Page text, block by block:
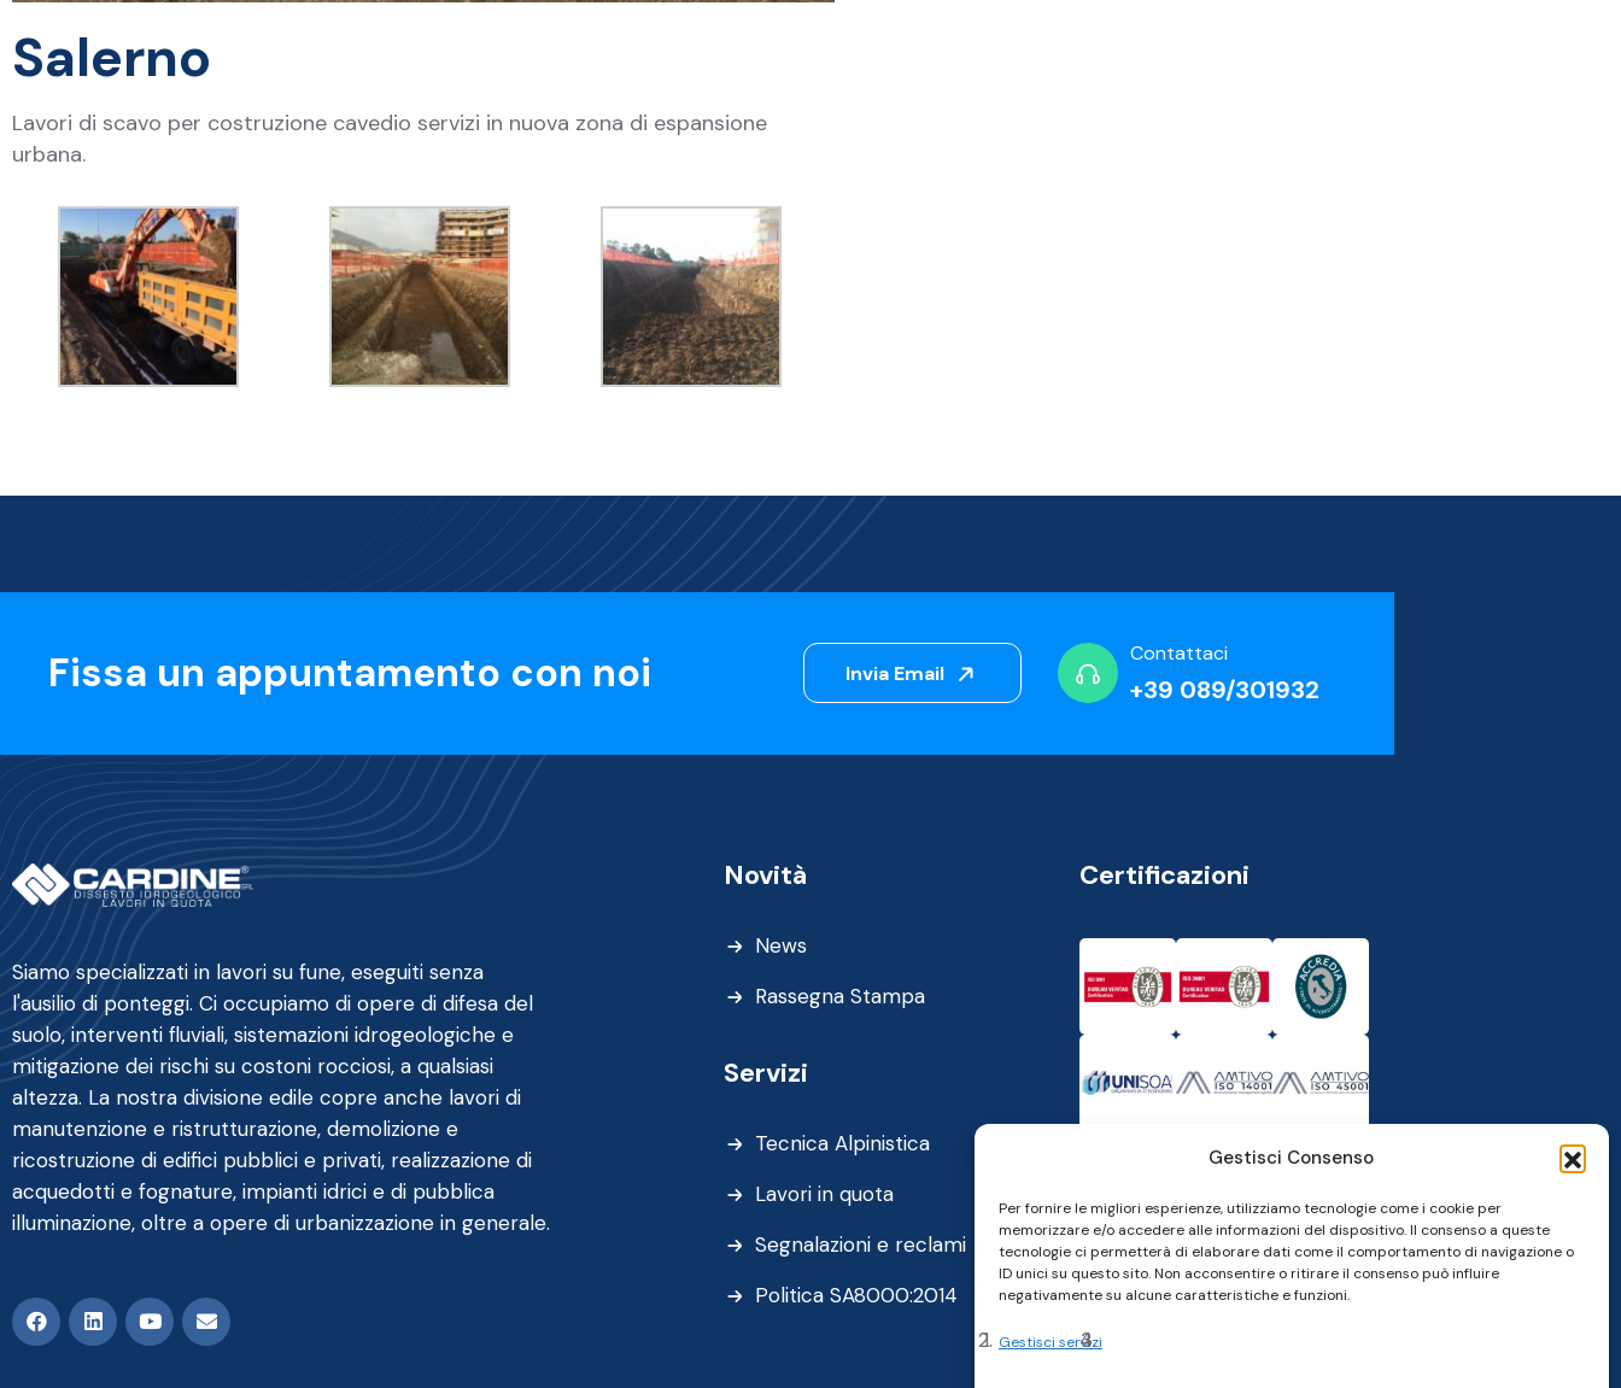
Gestisci Consenso
Per fornire le migliori esperienze, utilizziamo tecnologie come i cookie per
memorizzare e/o accedere alle informazioni del dispositivo. Il consenso a queste
tecnologie ci permetterà di elaborare dati come il comportamento di navigazione o
ID unici su questo sito. Non acconsentire o ritirare il consenso può influire
negativamente su alcune caratteristiche e funzioni.
Gestisci servizi
Salerno
Lavori di scavo per costruzione cavedio servizi in nuova zona di espansione
urbana.
Fissa un appuntamento con noi Invia Email
Contattaci
+39 089/301932
Siamo specializzati in lavori su fune, eseguiti senza
l'ausilio di ponteggi. Ci occupiamo di opere di difesa del
suolo, interventi fluviali, sistemazioni idrogeologiche e
mitigazione dei rischi su costoni rocciosi, a qualsiasi
altezza. La nostra divisione edile copre anche lavori di
manutenzione e ristrutturazione, demolizione e
ricostruzione di edifici pubblici e privati, realizzazione di
acquedotti e fognature, impianti idrici e di pubblica
illuminazione, oltre a opere di urbanizzazione in generale.
Novità
News
Rassegna Stampa
Servizi
Tecnica Alpinistica
Lavori in quota
Segnalazioni e reclami
Politica SA8000:2014
Certificazioni